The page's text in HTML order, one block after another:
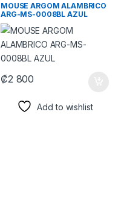
MOUSE ARGOM ALAMBRICO
ARG-MS-0008BL AZUL
₡2 800
Add to wishlist